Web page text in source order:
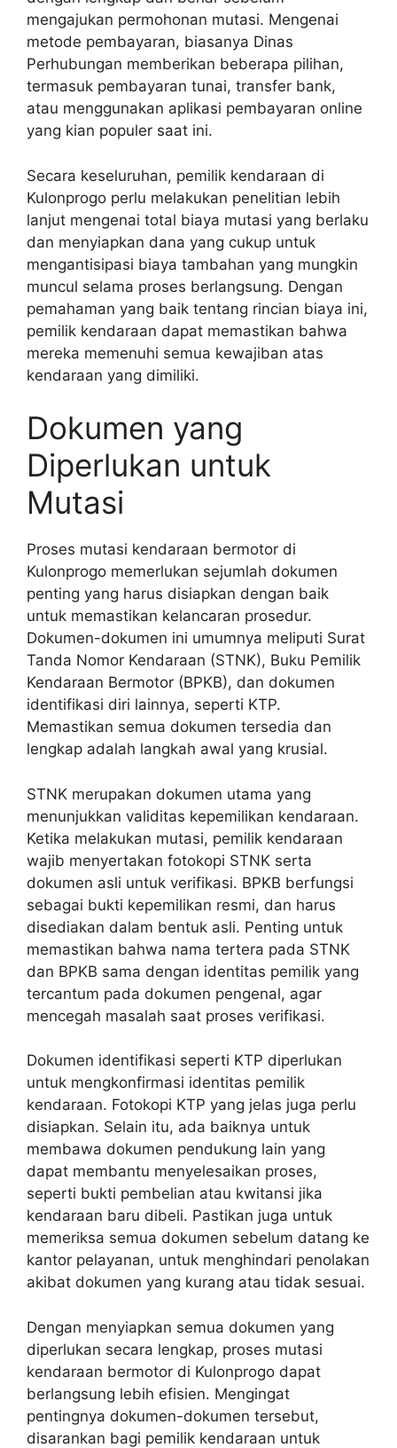
mengajukan permohonan mutasi. Mengenai
metode pembayaran, biasanya Dinas
Perhubungan memberikan beberapa pilihan,
termasuk pembayaran tunai, transfer bank,
atau menggunakan aplikasi pembayaran online
yang kian populer saat ini.
Secara keseluruhan, pemilik kendaraan di
Kulonprogo perlu melakukan penelitian lebih
lanjut mengenai total biaya mutasi yang berlaku
dan menyiapkan dana yang cukup untuk
mengantisipasi biaya tambahan yang mungkin
muncul selama proses berlangsung. Dengan
pemahaman yang baik tentang rincian biaya ini,
pemilik kendaraan dapat memastikan bahwa
mereka memenuhi semua kewajiban atas
kendaraan yang dimiliki.
Dokumen yang
Diperlukan untuk
Mutasi
Proses mutasi kendaraan bermotor di
Kulonprogo memerlukan sejumlah dokumen
penting yang harus disiapkan dengan baik
untuk memastikan kelancaran prosedur.
Dokumen-dokumen ini umumnya meliputi Surat
Tanda Nomor Kendaraan (STNK), Buku Pemilik
Kendaraan Bermotor (BPKB), dan dokumen
identifikasi diri lainnya, seperti KTP.
Memastikan semua dokumen tersedia dan
lengkap adalah langkah awal yang krusial.
STNK merupakan dokumen utama yang
menunjukkan validitas kepemilikan kendaraan.
Ketika melakukan mutasi, pemilik kendaraan
wajib menyertakan fotokopi STNK serta
dokumen asli untuk verifikasi. BPKB berfungsi
sebagai bukti kepemilikan resmi, dan harus
disediakan dalam bentuk asli. Penting untuk
memastikan bahwa nama tertera pada STNK
dan BPKB sama dengan identitas pemilik yang
tercantum pada dokumen pengenal, agar
mencegah masalah saat proses verifikasi.
Dokumen identifikasi seperti KTP diperlukan
untuk mengkonfirmasi identitas pemilik
kendaraan. Fotokopi KTP yang jelas juga perlu
disiapkan. Selain itu, ada baiknya untuk
membawa dokumen pendukung lain yang
dapat membantu menyelesaikan proses,
seperti bukti pembelian atau kwitansi jika
kendaraan baru dibeli. Pastikan juga untuk
memeriksa semua dokumen sebelum datang ke
kantor pelayanan, untuk menghindari penolakan
akibat dokumen yang kurang atau tidak sesuai.
Dengan menyiapkan semua dokumen yang
diperlukan secara lengkap, proses mutasi
kendaraan bermotor di Kulonprogo dapat
berlangsung lebih efisien. Mengingat
pentingnya dokumen-dokumen tersebut,
disarankan bagi pemilik kendaraan untuk